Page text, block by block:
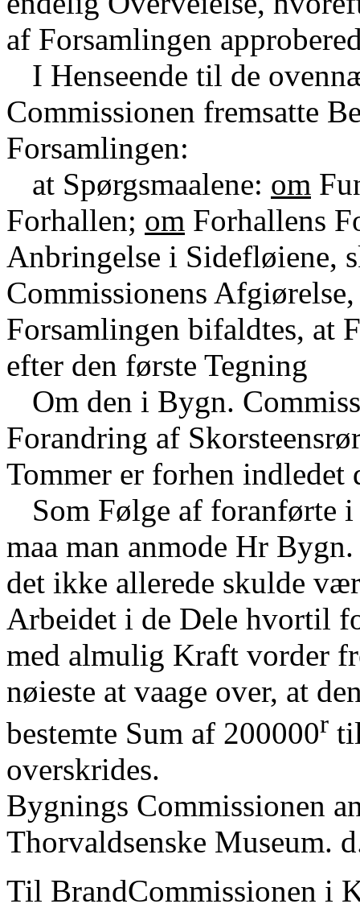
af Forsamlingen
I Henseende til de
Commissionen fremsatte
Forsamlingen:
at Spørgsmaalene: om
Forhallen; om Forhallens
Anbringelse i Sidefløiene,
Commissionens
Forsamlingen bifaldtes, at
efter den første Tegning
Om den i Bygn.
Forandring af
Tommer er forhen indledet
Som Følge af foranførte
maa man anmode Hr
det ikke allerede skulde
Arbeidet i de Dele hvortil
med almulig Kraft vorder
nøieste at vaage over, at
bestemte Sum af 200000r
overskrides.
Bygnings Commissionen
Thorvaldsenske Museum.
Til BrandCommissionen i